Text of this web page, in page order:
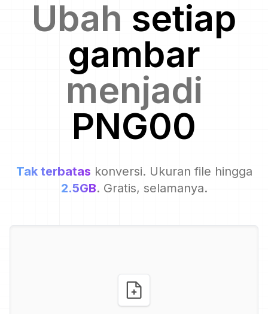
Ubah setiap
gambar
menjadi
PNG00
Tak terbatas konversi. Ukuran file hingga
2.5GB. Gratis, selamanya.